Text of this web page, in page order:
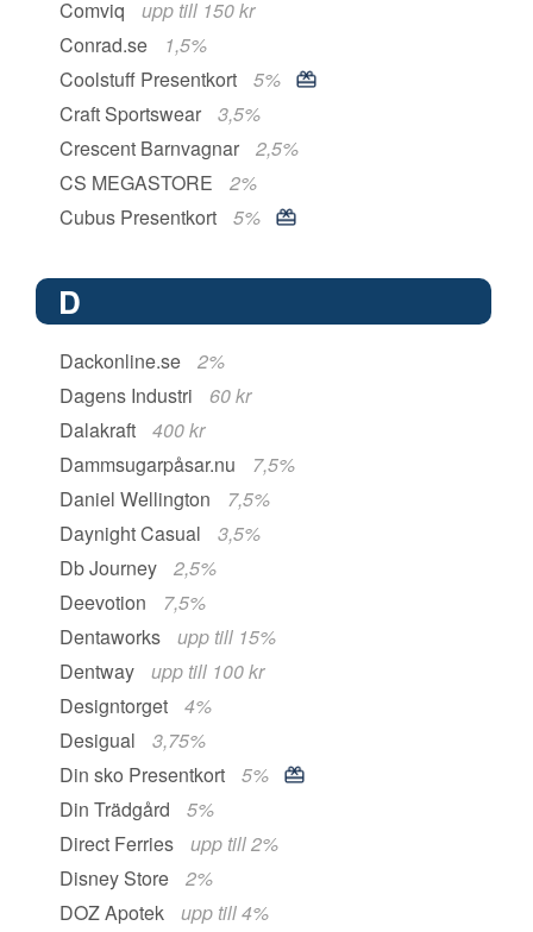
Comviq
upp till 150 kr
Conrad.se
1,5%
Coolstuff Presentkort
5%
Craft Sportswear
3,5%
Crescent Barnvagnar
2,5%
CS MEGASTORE
2%
Cubus Presentkort
5%
D
Dackonline.se
2%
Dagens Industri
60 kr
Dalakraft
400 kr
Dammsugarpåsar.nu
7,5%
Daniel Wellington
7,5%
Daynight Casual
3,5%
Db Journey
2,5%
Deevotion
7,5%
Dentaworks
upp till 15%
Dentway
upp till 100 kr
Designtorget
4%
Desigual
3,75%
Din sko Presentkort
5%
Din Trädgård
5%
Direct Ferries
upp till 2%
Disney Store
2%
DOZ Apotek
upp till 4%